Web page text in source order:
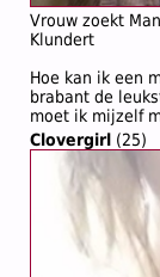
Vrouw zoekt Man
Klundert
Hoe kan ik een
brabant de
moet ik mijzelf
Clovergirl (25)